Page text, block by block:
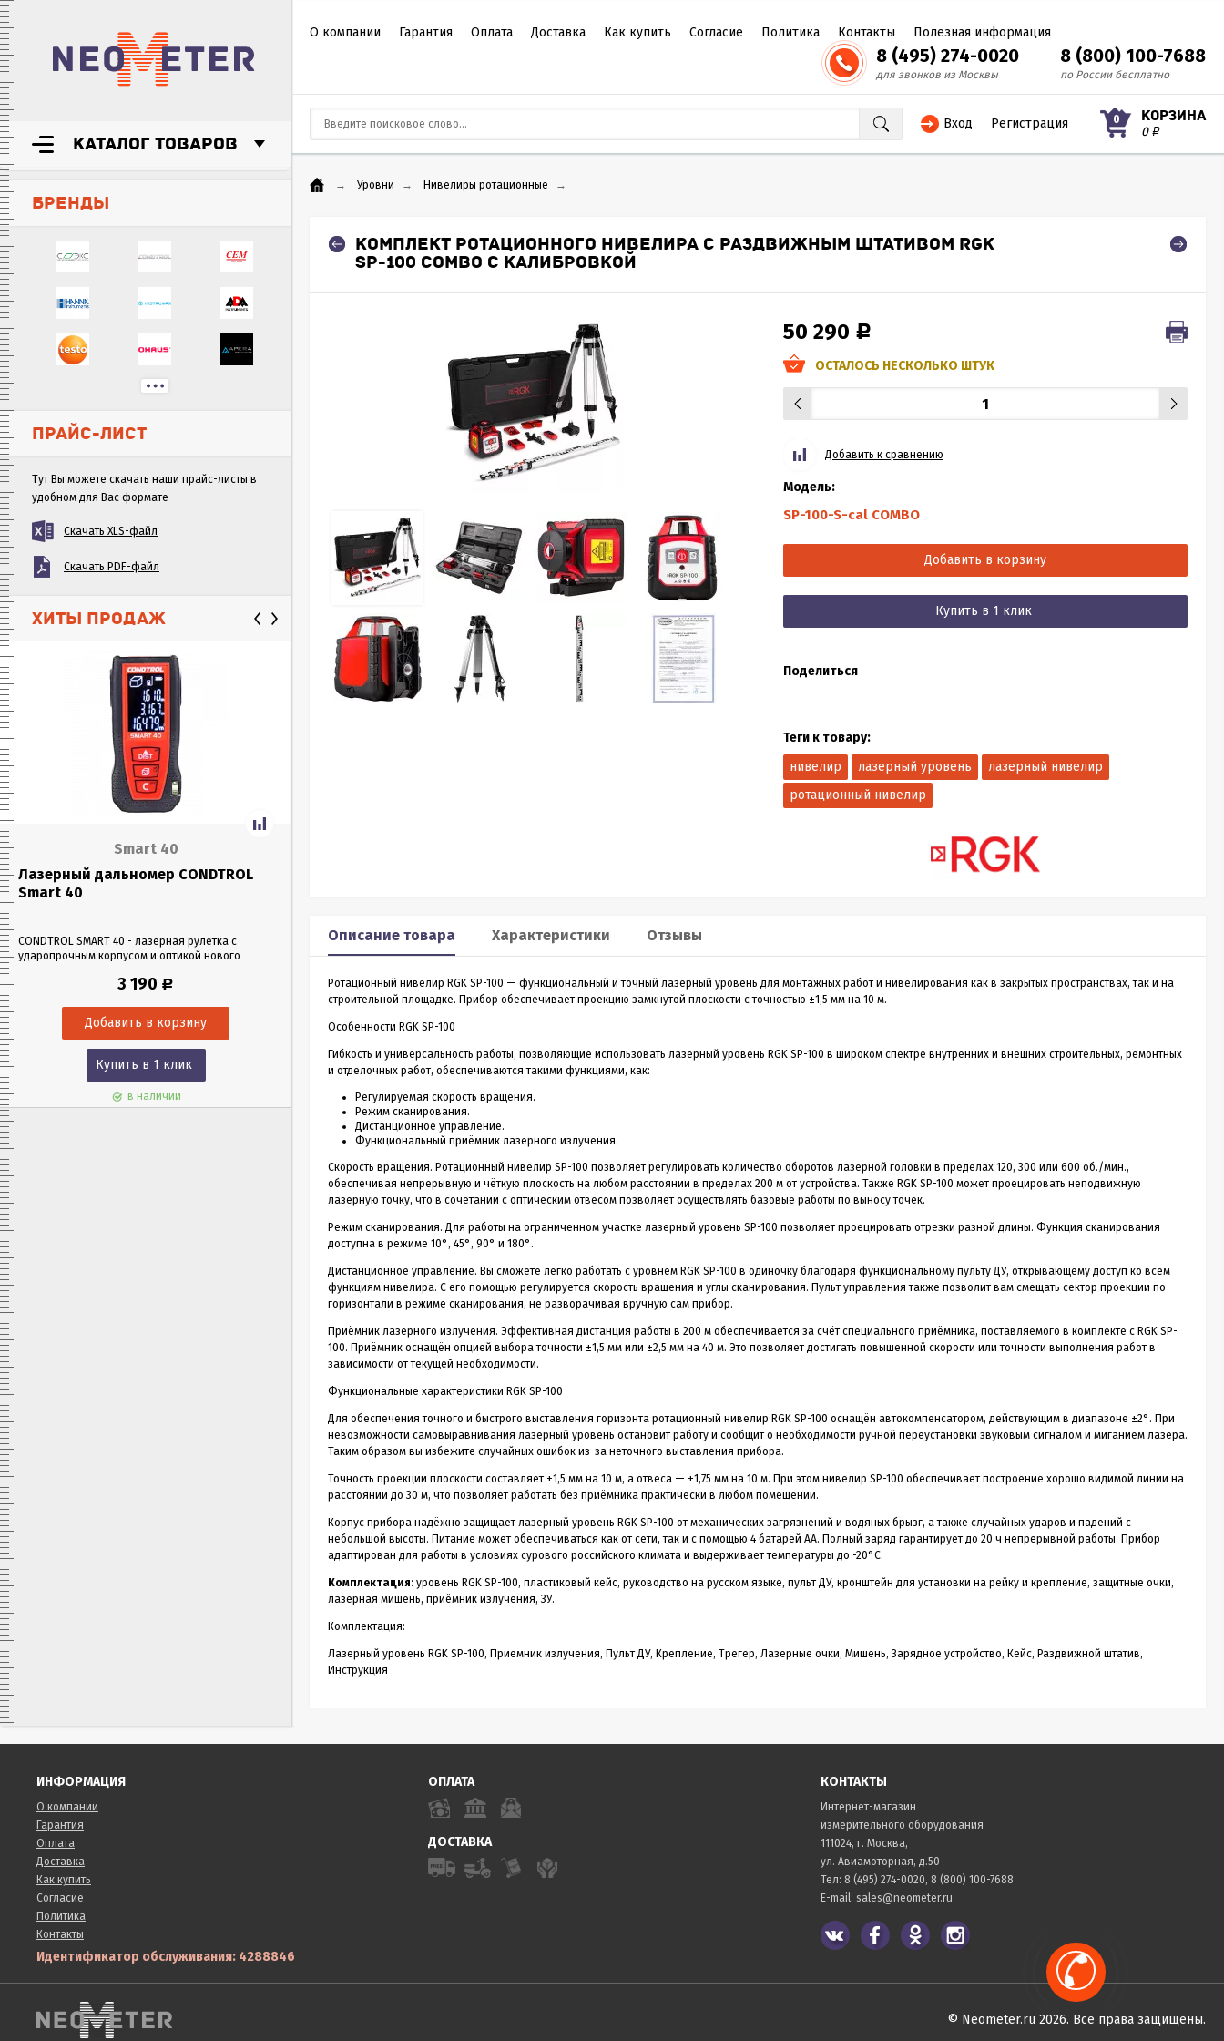
КАТАЛОГ ТОВАРОВ
БРЕНДЫ
ПРАЙС-ЛИСТ
Тут Вы можете скачать наши прайс-листы в
удобном для Вас формате
Скачать XLS-файл
Скачать PDF-файл
ХИТЫ ПРОДАЖ
Smart 40
Лазерный дальномер CONDTROL
Smart 40
CONDTROL SMART 40 - лазерная рулетка с
ударопрочным корпусом и оптикой нового
в любых условиях освещения. Позволяет
помещениях на расстоянии до 40 м.
3 190 Р
Купить в 1 клик
в наличии
CONDTROL SMART 60 – лазерный дальномер, в
эргономичном ударопрочном корпусе.
0,05 до 60 метров даже на улице. Погрешность
измерения – всего 1,5 мм
3 990Р
Купить в 1 клик
в наличии
Лазерный дальномер CONDTROL XP2 – это
старшая модель дальномера XP1. Диапазон
Новинка обладает дополнительным
функционалом - расширенный Пифагор,
горизонтальное и вертикальное проложения,...
4 390Р
Купить в 1 клик
Sputnik 30
Лазерный дальномер CONDTROL
лазерная рулетка для измерения расстояния до
кнопкой управления, нажимать на которую
1 990Р
Купить в 1 клик
О компании Гарантия Оплата Доставка Как купить Согласие Политика Контакты Полезная информация
8 (495) 274-0020
для звонков из Москвы
8 (800) 100-7688
по России бесплатно
Вход Регистрация 0 КОРЗИНА
0 Р
→ Уровни → Нивелиры ротационные →
КОМПЛЕКТ РОТАЦИОННОГО НИВЕЛИРА С РАЗДВИЖНЫМ ШТАТИВОМ RGK
SP-100 COMBO С КАЛИБРОВКОЙ
50 290 Р
ОСТАЛОСЬ НЕСКОЛЬКО ШТУК
Добавить к сравнению
Модель:
SP-100-S-cal COMBO
Добавить в корзину
Купить в 1 клик
Поделиться
Теги к товару:
нивелир
лазерный уровень
лазерный нивелир
ротационный нивелир
Описание товара Характеристики Отзывы
Ротационный нивелир RGK SP-100 — функциональный и точный лазерный уровень для монтажных работ и нивелирования как в закрытых пространствах, так и на
строительной площадке. Прибор обеспечивает проекцию замкнутой плоскости с точностью ±1,5 мм на 10 м.
Особенности RGK SP-100
Гибкость и универсальность работы, позволяющие использовать лазерный уровень RGK SP-100 в широком спектре внутренних и внешних строительных, ремонтных
и отделочных работ, обеспечиваются такими функциями, как:
Регулируемая скорость вращения.
Режим сканирования.
Дистанционное управление.
Функциональный приёмник лазерного излучения.
Скорость вращения. Ротационный нивелир SP-100 позволяет регулировать количество оборотов лазерной головки в пределах 120, 300 или 600 об./мин.,
обеспечивая непрерывную и чёткую плоскость на любом расстоянии в пределах 200 м от устройства. Также RGK SP-100 может проецировать неподвижную
лазерную точку, что в сочетании с оптическим отвесом позволяет осуществлять базовые работы по выносу точек.
Режим сканирования. Для работы на ограниченном участке лазерный уровень SP-100 позволяет проецировать отрезки разной длины. Функция сканирования
доступна в режиме 10°, 45°, 90° и 180°.
Дистанционное управление. Вы сможете легко работать с уровнем RGK SP-100 в одиночку благодаря функциональному пульту ДУ, открывающему доступ ко всем
функциям нивелира. С его помощью регулируется скорость вращения и углы сканирования. Пульт управления также позволит вам смещать сектор проекции по
горизонтали в режиме сканирования, не разворачивая вручную сам прибор.
Приёмник лазерного излучения. Эффективная дистанция работы в 200 м обеспечивается за счёт специального приёмника, поставляемого в комплекте с RGK SP-
100. Приёмник оснащён опцией выбора точности ±1,5 мм или ±2,5 мм на 40 м. Это позволяет достигать повышенной скорости или точности выполнения работ в
зависимости от текущей необходимости.
Функциональные характеристики RGK SP-100
Для обеспечения точного и быстрого выставления горизонта ротационный нивелир RGK SP-100 оснащён автокомпенсатором, действующим в диапазоне ±2°. При
невозможности самовыравнивания лазерный уровень остановит работу и сообщит о необходимости ручной переустановки звуковым сигналом и миганием лазера.
Таким образом вы избежите случайных ошибок из-за неточного выставления прибора.
Точность проекции плоскости составляет ±1,5 мм на 10 м, а отвеса — ±1,75 мм на 10 м. При этом нивелир SP-100 обеспечивает построение хорошо видимой линии на
расстоянии до 30 м, что позволяет работать без приёмника практически в любом помещении.
Корпус прибора надёжно защищает лазерный уровень RGK SP-100 от механических загрязнений и водяных брызг, а также случайных ударов и падений с
небольшой высоты. Питание может обеспечиваться как от сети, так и с помощью 4 батарей АА. Полный заряд гарантирует до 20 ч непрерывной работы. Прибор
адаптирован для работы в условиях сурового российского климата и выдерживает температуры до -20°C.
Комплектация: уровень RGK SP-100, пластиковый кейс, руководство на русском языке, пульт ДУ, кронштейн для установки на рейку и крепление, защитные очки,
лазерная мишень, приёмник излучения, ЗУ.
Комплектация:
Лазерный уровень RGK SP-100, Приемник излучения, Пульт ДУ, Крепление, Трегер, Лазерные очки, Мишень, Зарядное устройство, Кейс, Раздвижной штатив,
Инструкция
ИНФОРМАЦИЯ
О компании
Гарантия
Оплата
Доставка
Как купить
Согласие
Политика
Контакты
ОПЛАТА
ДОСТАВКА
КОНТАКТЫ
Интернет-магазин
измерительного оборудования
111024, г. Москва,
ул. Авиамоторная, д.50
Тел: 8 (495) 274-0020, 8 (800) 100-7688
E-mail: sales@neometer.ru
Идентификатор обслуживания: 4288846
© Neometer.ru 2026. Все права защищены.